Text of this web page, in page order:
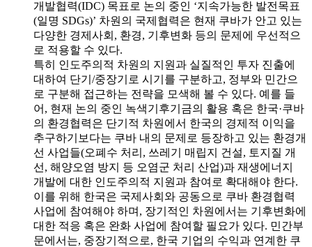
개발협력(IDC) 목표로 논의 중인 ‘지속가능한 발전목표
(일명 SDGs)’ 차원의 국제협력은 현재 쿠바가 안고 있는
다양한 경제사회, 환경, 기후변화 등의 문제에 우선적으
로 적용할 수 있다.
특히 인도주의적 차원의 지원과 실질적인 투자 진출에
대하여 단기/중장기로 시기를 구분하고, 정부와 민간으
로 구분해 접근하는 전략을 모색해 볼 수 있다. 예를 들
어, 현재 논의 중인 녹색기후기금의 활용 혹은 한국·쿠바
의 환경협력은 단기적 차원에서 한국의 경제적 이익을
추구하기보다는 쿠바 내의 문제로 등장하고 있는 환경개
선 사업들(오폐수 처리, 쓰레기 매립지 건설, 토지질 개
선, 해양오염 방지 등 오염군 처리 산업)과 재생에너지
개발에 대한 인도주의적 지원과 참여로 확대해야 한다.
이를 위해 한국은 국제사회와 공동으로 쿠바 환경협력
사업에 참여해야 하며, 장기적인 차원에서는 기후변화에
대한 적응 혹은 완화 사업에 참여할 필요가 있다. 민간부
문에서는, 중장기적으로, 한국 기업의 수익과 연계한 쿠